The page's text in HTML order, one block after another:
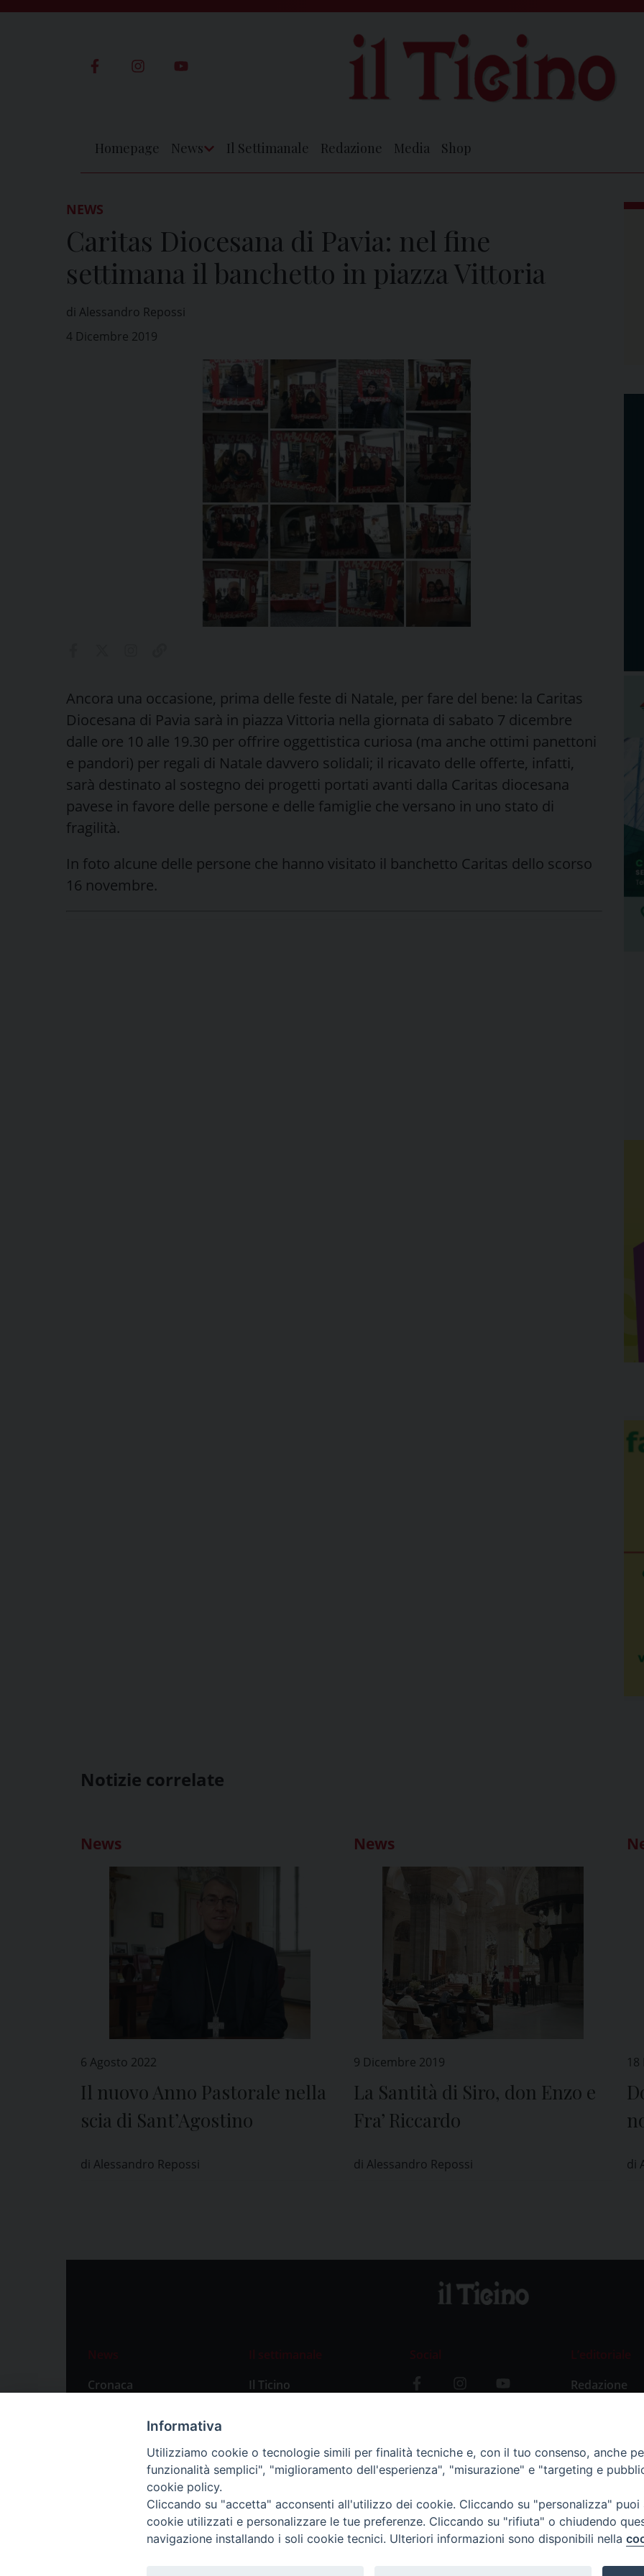
Homepage News Il Settimanale Redazione Media Shop
NEWS
Caritas Diocesana di Pavia: nel fine
settimana il banchetto in piazza Vittoria
di Alessandro Repossi
4 Dicembre 2019
Ancora una occasione, prima delle feste di Natale, per fare del bene: la Caritas
Diocesana di Pavia sarà in piazza Vittoria nella giornata di sabato 7 dicembre
dalle ore 10 alle 19.30 per offrire oggettistica curiosa (ma anche ottimi panettoni
e pandori) per regali di Natale davvero solidali; il ricavato delle offerte, infatti,
sarà destinato al sostegno dei progetti portati avanti dalla Caritas diocesana
pavese in favore delle persone e delle famiglie che versano in uno stato di
fragilità.
In foto alcune delle persone che hanno visitato il banchetto Caritas dello scorso
16 novembre.
Notizie correlate
News
6 Agosto 2022
Il nuovo Anno Pastorale nella
scia di Sant’Agostino
di Alessandro Repossi
News
9 Dicembre 2019
La Santità di Siro, don Enzo e
Fra’ Riccardo
di Alessandro Repossi di
News
Cronaca
Primo Piano
Il settimanale
Il Ticino
Social
L’editoriale
Redazione
Informativa
Utilizziamo cookie o tecnologie simili per finalità tecniche e, con il tuo consenso, anche
funzionalità semplici", "miglioramento dell'esperienza", "misurazione" e "targeting e
cookie policy.
Cliccando su "accetta" acconsenti all'utilizzo dei cookie. Cliccando su "personalizza"
cookie utilizzati e personalizzare le tue preferenze. Cliccando su "rifiuta" o chiudendo
navigazione installando i soli cookie tecnici. Ulteriori informazioni sono disponibili nella